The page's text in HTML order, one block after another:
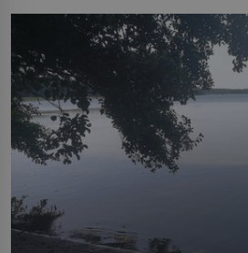
Boskovice na okraji Drahanské
ve13. století, a už v roce 1313